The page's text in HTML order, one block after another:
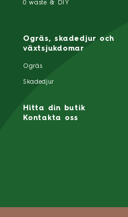
0 waste & DIY
Ogräs, skadedjur och
växtsjukdomar
Ogräs
Skadedjur
Hitta din butik
Kontakta oss